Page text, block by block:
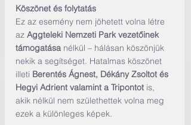
Köszönet és folytatás
Ez az esemény nem jöhetett volna létre
az Aggteleki Nemzeti Park vezetőinek
támogatása nélkül – hálásan köszönjük
nekik a segítséget. Hatalmas köszönet
illeti Berentés Ágnest, Dékány Zsoltot és
Hegyi Adrient valamint a Tripontot is,
akik nélkül nem születhettek volna meg
ezek a különleges képek.